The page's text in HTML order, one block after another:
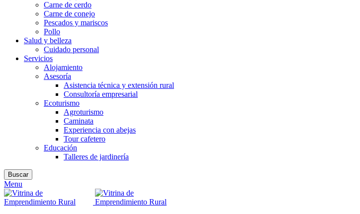
Carne de cerdo
Carne de conejo
Pescados y mariscos
Pollo
Salud y belleza
Cuidado personal
Servicios
Alojamiento
Asesoría
Asistencia técnica y extensión rural
Consultoría empresarial
Ecoturismo
Agroturismo
Caminata
Experiencia con abejas
Tour cafetero
Educación
Talleres de jardinería
Buscar
Menu